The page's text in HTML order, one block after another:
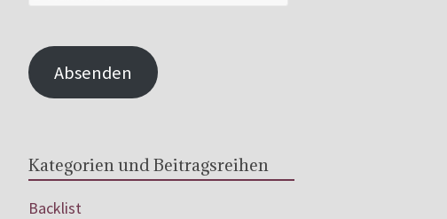
Absenden
Kategorien und Beitragsreihen
Backlist